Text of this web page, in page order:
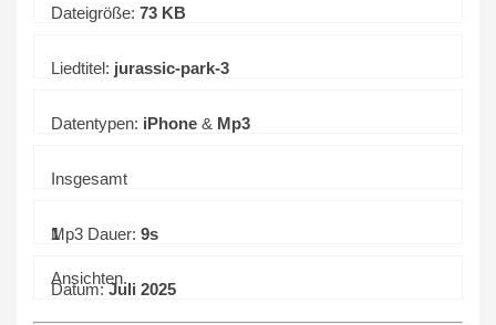
Dateigröße: 73 KB
Liedtitel: jurassic-park-3
Datentypen: iPhone & Mp3
Insgesamt
1
Ansichten.
Mp3 Dauer: 9s
Datum:Juli 2025